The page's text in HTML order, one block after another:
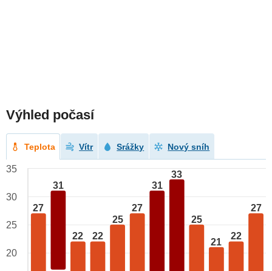
Výhled počasí
Teplota Vítr Srážky Nový sníh
27
31
22 22
25
27
31
33
25
21
22
27
35
30
25
20